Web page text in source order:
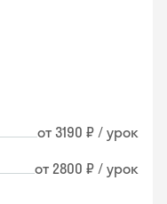
от 3190 ₽ / урок
от 2800 ₽ / урок